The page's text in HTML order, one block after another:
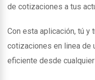
de cotizaciones a tus
Con esta aplicación, tú y
cotizaciones en linea de
eficiente desde cualquier